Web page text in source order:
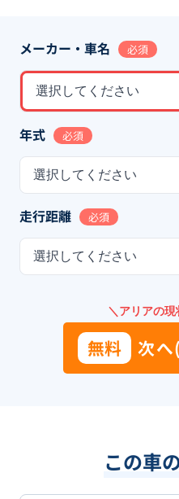
メーカー・車名 必須
選択してください
年式 必須
選択してください
走行距離 必須
選択してください
＼アリアの
無料 次
この車